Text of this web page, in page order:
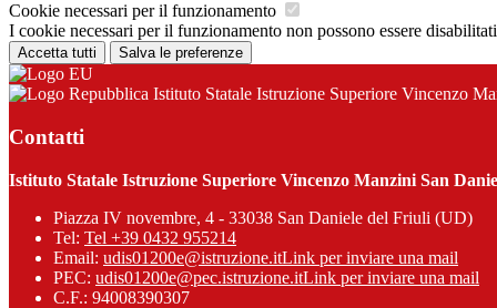
Cookie necessari per il funzionamento
I cookie necessari per il funzionamento non possono essere
Accetta tutti Salva le preferenze
Istituto Statale Istruzione Superiore Vincenzo
Contatti
Istituto Statale Istruzione Superiore Vincenzo Manzini San
Piazza IV novembre, 4 - 33038 San Daniele del Friuli (UD)
Tel: Tel +39 0432 955214
Email: udis01200e@istruzione.itLink per inviare una mail
PEC: udis01200e@pec.istruzione.itLink per inviare una mail
C.F.: 94008390307